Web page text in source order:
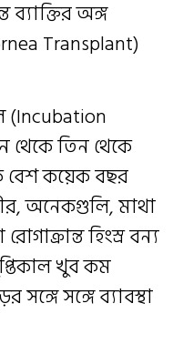
ব্যাক্তির অঙ্গ
Transplant)
(Incubation
তিন থেকে
বেশ কয়েক বছর
অনেকগুলি, মাথা
হিংস্র বন্য
খুব কম
সঙ্গে সঙ্গে ব্যাবস্থা